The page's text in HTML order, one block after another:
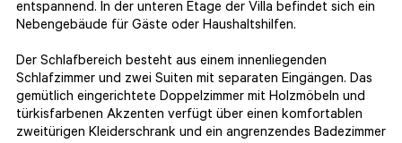
entspannend. In der unteren Etage der Villa befindet sich ein
Nebengebäude für Gäste oder Haushaltshilfen.
Der Schlafbereich besteht aus einem innenliegenden
Schlafzimmer und zwei Suiten mit separaten Eingängen. Das
gemütlich eingerichtete Doppelzimmer mit Holzmöbeln und
türkisfarbenen Akzenten verfügt über einen komfortablen
zweitürigen Kleiderschrank und ein angrenzendes Badezimmer